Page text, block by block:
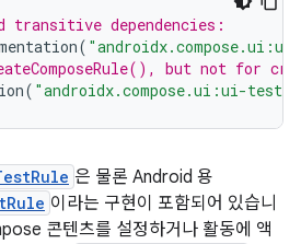
dependencies:
(
but not for
( "androidx.compose.ui:ui-test-
은 물론 Android 용
이라는 구현이 포함되어 있습니
콘텐츠를 설정하거나 활동에 액